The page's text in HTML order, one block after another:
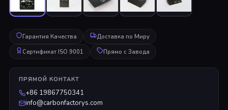
Гарантия Качества
Доставка по Миру
Сертификат ISO 9001
Прямо с Завода
ПРЯМОЙ КОНТАКТ
+86 19867750341
info@carbonfactorys.com